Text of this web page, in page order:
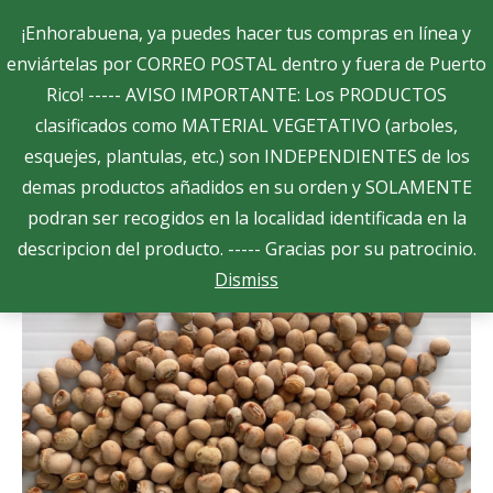
¡Enhorabuena, ya puedes hacer tus compras en línea y
enviártelas por CORREO POSTAL dentro y fuera de Puerto
Rico! ----- AVISO IMPORTANTE: Los PRODUCTOS
clasificados como MATERIAL VEGETATIVO (arboles,
esquejes, plantulas, etc.) son INDEPENDIENTES de los
demas productos añadidos en su orden y SOLAMENTE
podran ser recogidos en la localidad identificada en la
descripcion del producto. ----- Gracias por su patrocinio.
Dismiss
$0.00
Showing all 2 results